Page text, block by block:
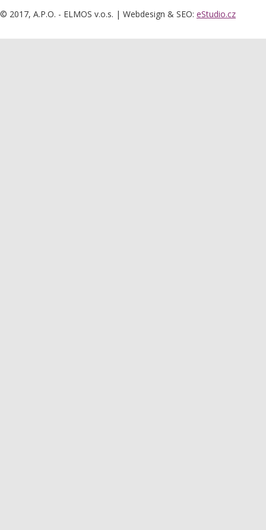
© 2017, A.P.O. - ELMOS v.o.s. | Webdesign & SEO: eStudio.cz